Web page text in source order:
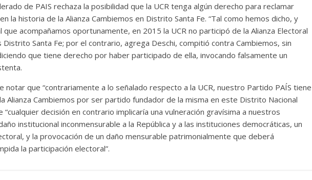
de PAIS rechaza la posibilidad que la UCR tenga algún derecho para reclamar
la historia de la Alianza Cambiemos en Distrito Santa Fe. “Tal como hemos dicho, y
acompañamos oportunamente, en 2015 la UCR no participó de la Alianza Electoral
Distrito Santa Fe; por el contrario, agrega Deschi, compitió contra Cambiemos, sin
que tiene derecho por haber participado de ella, invocando falsamente un
notar que “contrariamente a lo señalado respecto a la UCR, nuestro Partido PAÍS tiene
Alianza Cambiemos por ser partido fundador de la misma en este Distrito Nacional
“cualquier decisión en contrario implicaría una vulneración gravísima a nuestros
institucional inconmensurable a la República y a las instituciones democráticas, un
y la provocación de un daño mensurable patrimonialmente que deberá
la participación electoral”.